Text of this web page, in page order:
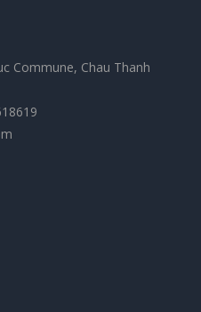
Commune, Chau Thanh